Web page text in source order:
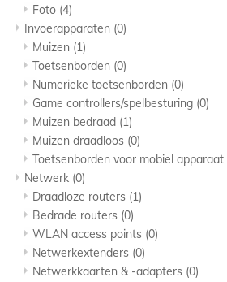
Foto (4)
Invoerapparaten (0)
Muizen (1)
Toetsenborden (0)
Numerieke toetsenborden (0)
Game controllers/spelbesturing (0)
Muizen bedraad (1)
Muizen draadloos (0)
Toetsenborden voor mobiel apparaat
Netwerk (0)
Draadloze routers (1)
Bedrade routers (0)
WLAN access points (0)
Netwerkextenders (0)
Netwerkkaarten & -adapters (0)